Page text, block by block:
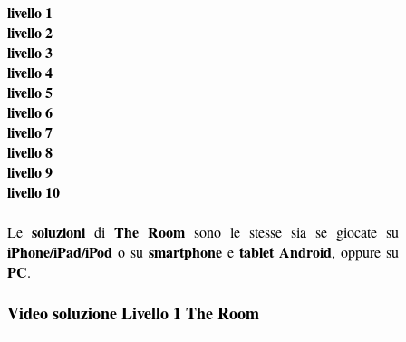
livello 1
livello 2
livello 3
livello 4
livello 5
livello 6
livello 7
livello 8
livello 9
livello 10
Le soluzioni di The Room sono le stesse sia se giocate su
iPhone/iPad/iPod o su smartphone e tablet Android, oppure su
PC.
Video soluzione Livello 1 The Room